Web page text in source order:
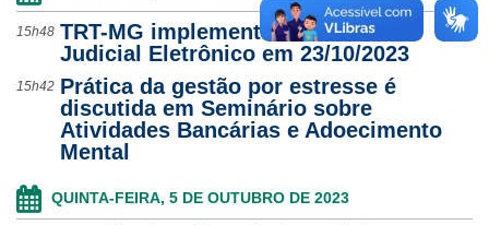
15h48 TRT-MG implementará Domicílio
Judicial Eletrônico em 23/10/2023
15h42 Prática da gestão por estresse é
discutida em Seminário sobre
Atividades Bancárias e Adoecimento
Mental
QUINTA-FEIRA, 5 DE OUTUBRO DE 2023